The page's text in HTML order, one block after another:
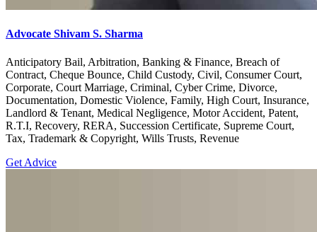
Advocate Shivam S. Sharma
Anticipatory Bail, Arbitration, Banking & Finance, Breach of
Contract, Cheque Bounce, Child Custody, Civil, Consumer Court,
Corporate, Court Marriage, Criminal, Cyber Crime, Divorce,
Documentation, Domestic Violence, Family, High Court, Insurance,
Landlord & Tenant, Medical Negligence, Motor Accident, Patent,
R.T.I, Recovery, RERA, Succession Certificate, Supreme Court,
Tax, Trademark & Copyright, Wills Trusts, Revenue
Get Advice